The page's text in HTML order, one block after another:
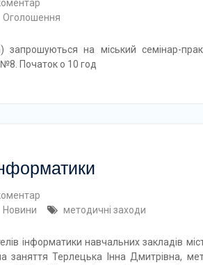
Оголошення
запрошуються на міський семінар-
Початок о 10 год
Новини методичні заходи
інформатики навчальних закладів
заняття Терлецька Інна Дмитрівна,